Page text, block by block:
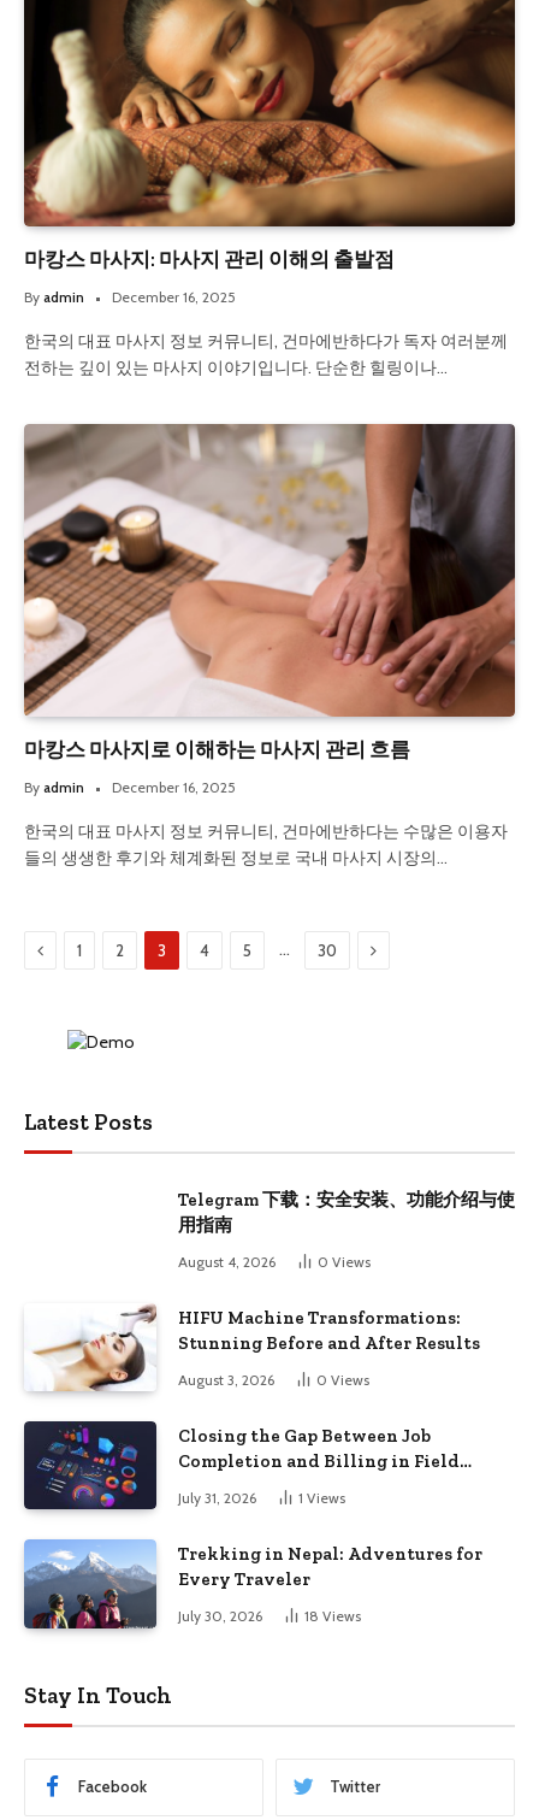
마캉스 마사지: 마사지 관리 이해의 출발점
By admin December 16, 2025
한국의 대표 마사지 정보 커뮤니티, 건마에반하다가 독자 여러분께
전하는 깊이 있는 마사지 이야기입니다. 단순한 힐링이나…
마캉스 마사지로 이해하는 마사지 관리 흐름
By admin December 16, 2025
한국의 대표 마사지 정보 커뮤니티, 건마에반하다는 수많은 이용자
들의 생생한 후기와 체계화된 정보로 국내 마사지 시장의…
Previous
1 2 3 4 5 … 30 Next
Latest Posts
Telegram 下载：安全安装、功能介绍与使
用指南
August 4, 2026 0 Views
HIFU Machine Transformations:
Stunning Before and After Results
August 3, 2026 0 Views
Closing the Gap Between Job
Completion and Billing in Field
July 31, 2026 1 Views
Trekking in Nepal: Adventures for
Every Traveler
July 30, 2026 18 Views
Stay In Touch
Facebook Twitter